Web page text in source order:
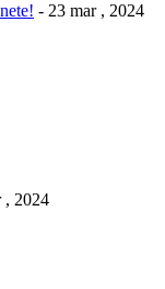
- 23 mar , 2024
, 2024